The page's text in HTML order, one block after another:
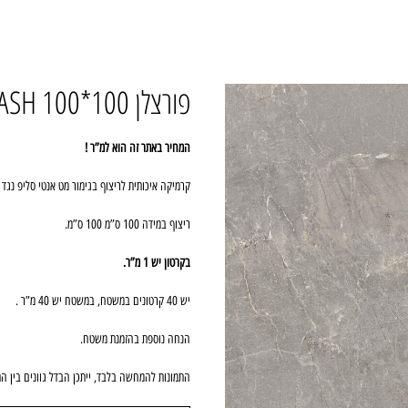
פורצלן 100*100 TEMPO ASH [אנטי סליפ]
המחיר באתר זה הוא למ”ר !
קרמיקה איכותית לריצוף בגימור מט אנטי סליפ
ריצוף במידה 100 ס”מ 100 ס”מ.
בקרטון יש 1 מ”ר.
יש 40 קרטונים במשטח, במשטח יש 40 מ”ר .
הנחה נוספת בהזמנת משטח.
התמונות להמחשה בלבד, ייתכן הבדל גוונים בין